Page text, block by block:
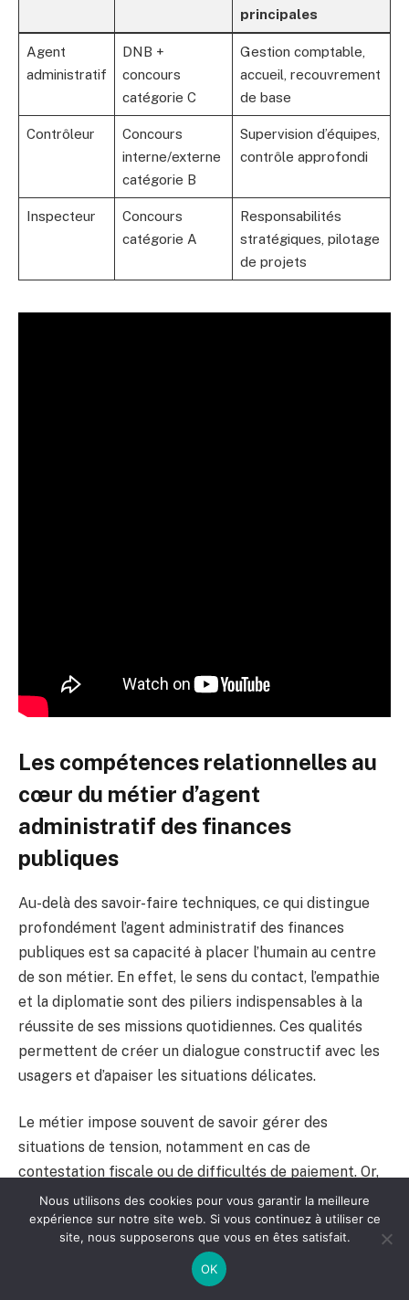
principales
Agent
administratif
DNB +
concours
catégorie C
Gestion comptable,
accueil, recouvrement
de base
Contrôleur
Concours
interne/externe
catégorie B
Supervision d’équipes,
contrôle approfondi
Inspecteur
Concours
catégorie A
Responsabilités
stratégiques, pilotage
de projets
Les compétences relationnelles au
cœur du métier d’agent
administratif des finances
publiques
Au-delà des savoir-faire techniques, ce qui distingue
profondément l’agent administratif des finances
publiques est sa capacité à placer l’humain au centre
de son métier. En effet, le sens du contact, l’empathie
et la diplomatie sont des piliers indispensables à la
réussite de ses missions quotidiennes. Ces qualités
permettent de créer un dialogue constructif avec les
usagers et d’apaiser les situations délicates.
Le métier impose souvent de savoir gérer des
situations de tension, notamment en cas de
contestation fiscale ou de difficultés de paiement. Or,
c’est l’accompagnement personnalisé et l’écoute active
qui permettent de désamorcer ces conflits et de
garantir un service public respecté.
Nous utilisons des cookies pour vous garantir la meilleure
expérience sur notre site web. Si vous continuez à utiliser ce
site, nous supposerons que vous en êtes satisfait.
OK